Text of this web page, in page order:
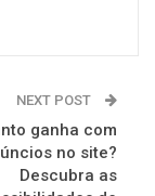
NEXT POST
ganha com
no site?
Descubra as